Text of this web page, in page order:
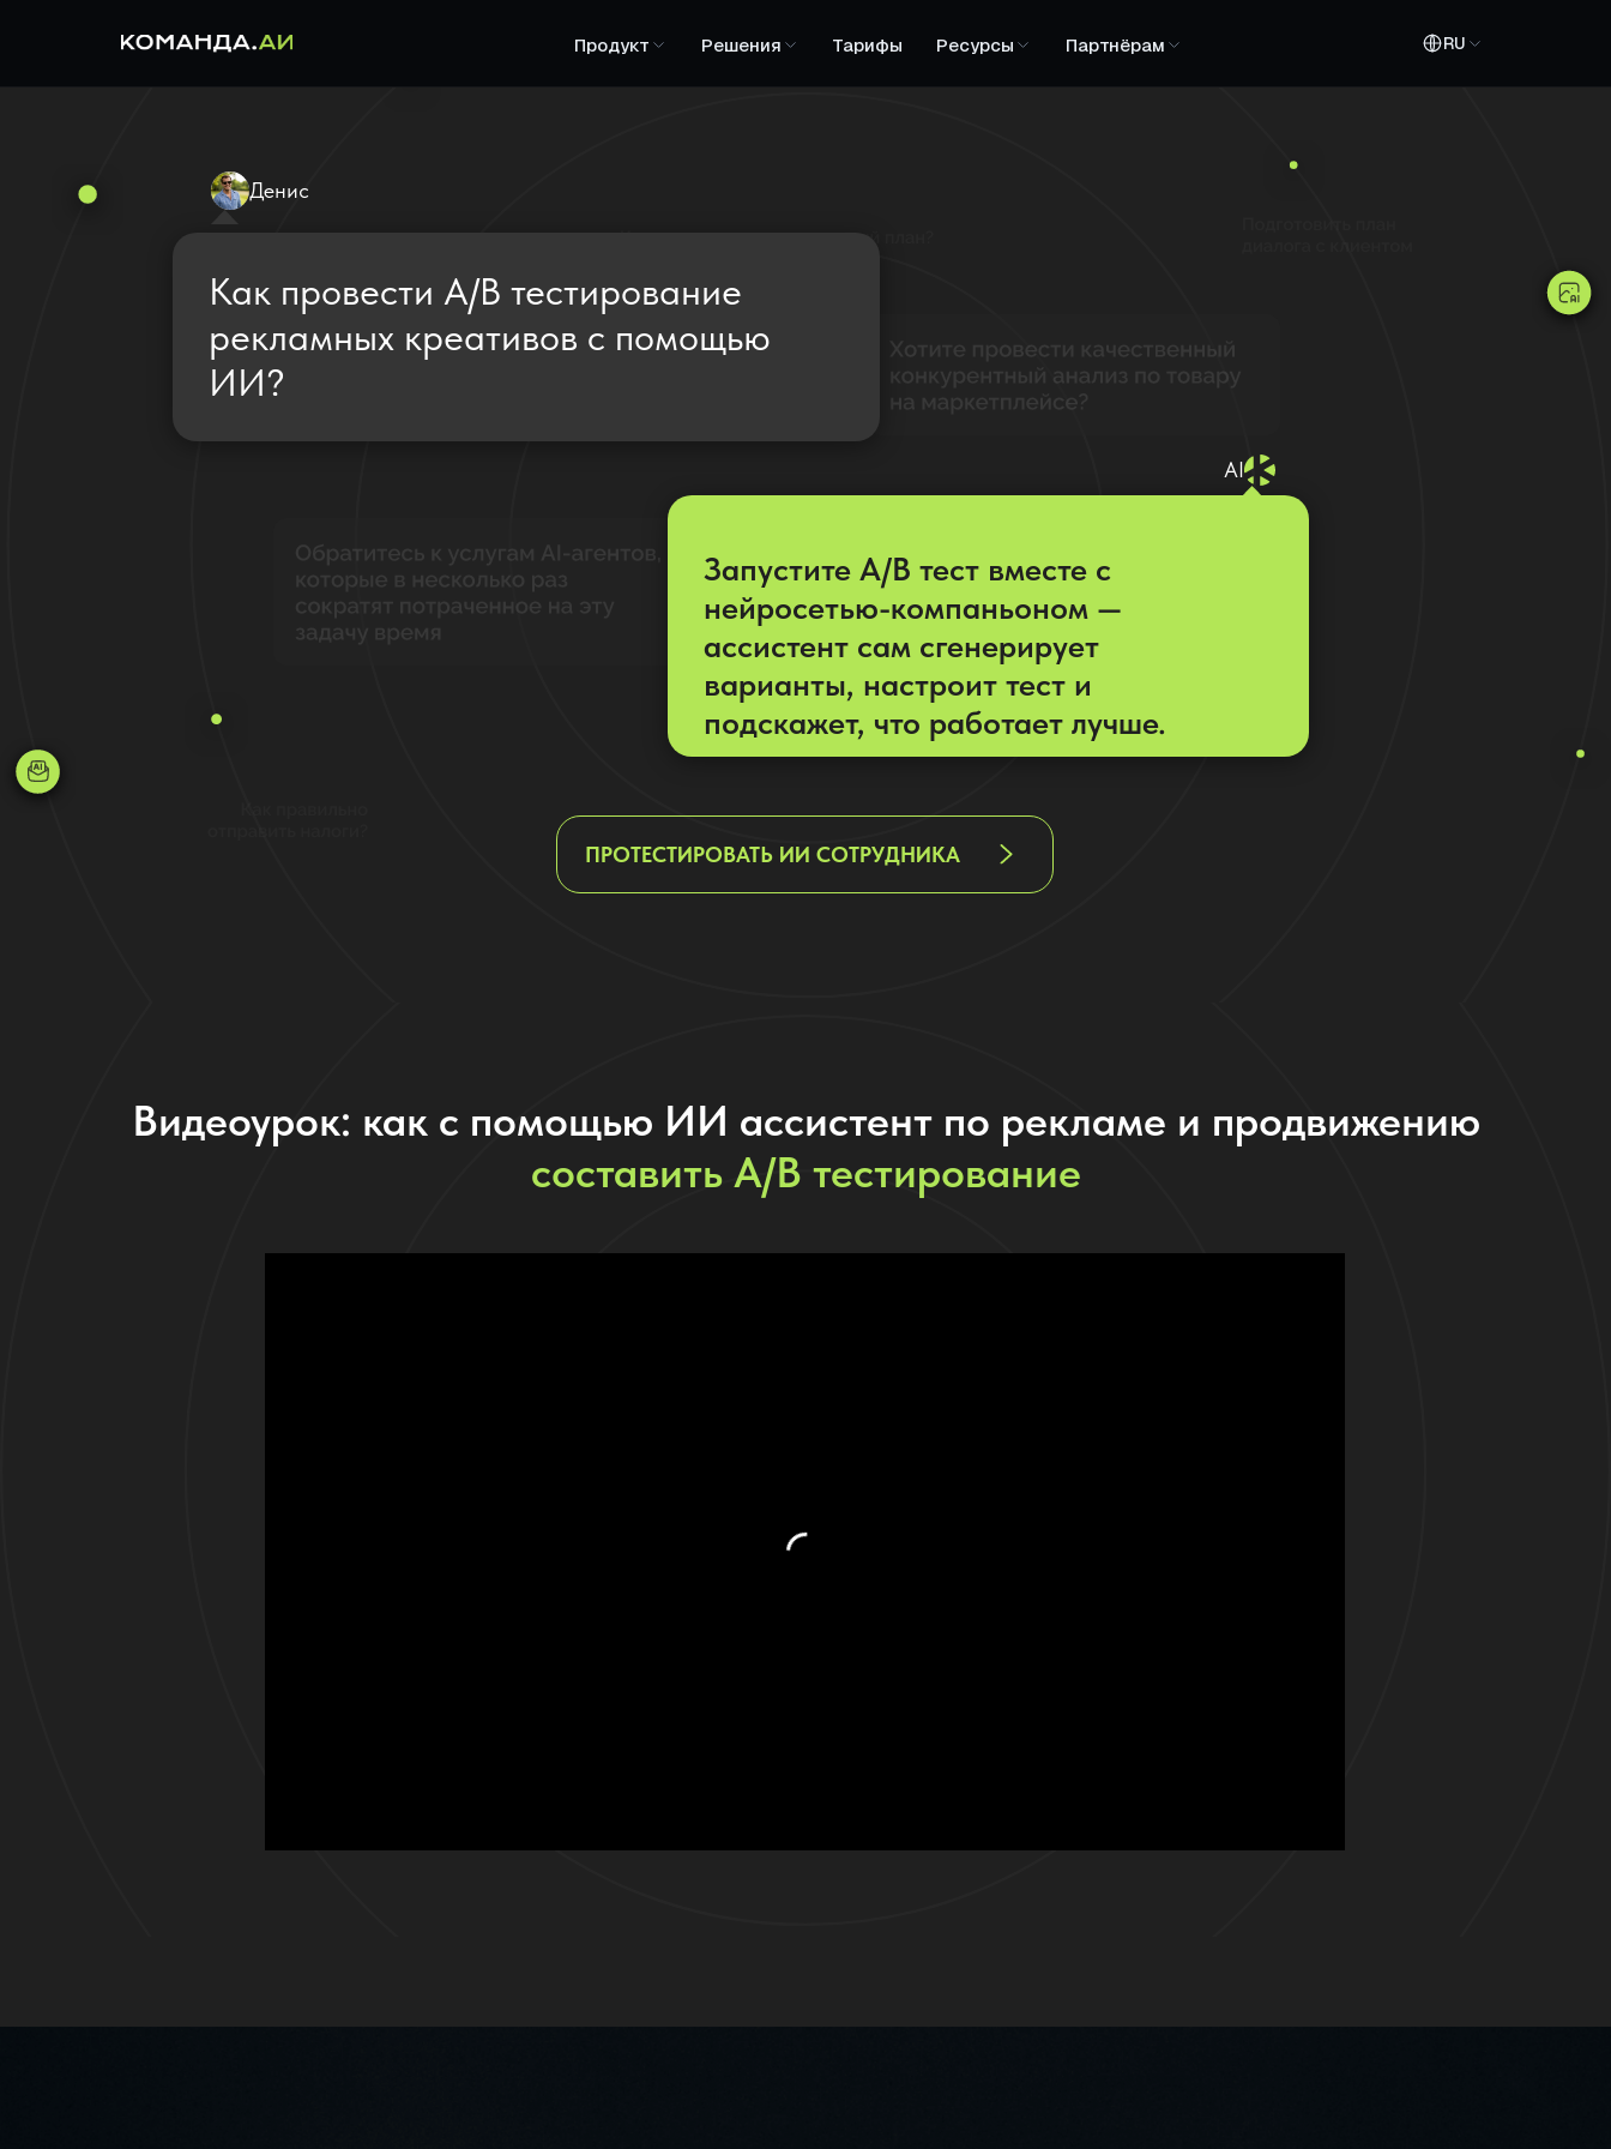
Продукт Решения Тарифы Ресурсы Партнёрам RU
Как провести A/B тестирование
рекламных креативов с помощью
ИИ?
Денис
ПРОТЕСТИРОВАТЬ ИИ СОТРУДНИКА
Запустите A/B тест вместе с
нейросетью-компаньоном —
ассистент сам сгенерирует
варианты, настроит тест и
подскажет, что работает лучше.
AI
Видеоурок: как с помощью ИИ ассистент по рекламе и продвижению
составить A/B тестирование